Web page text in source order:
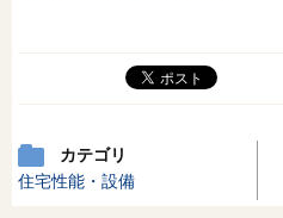
カテゴリ
住宅性能・設備